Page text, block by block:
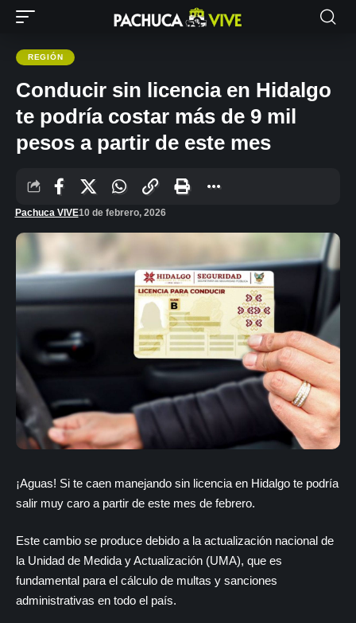
REGIÓN
Conducir sin licencia en Hidalgo
te podría costar más de 9 mil
pesos a partir de este mes
Pachuca VIVE10 de febrero, 2026
¡Aguas! Si te caen manejando sin licencia en Hidalgo te podría
salir muy caro a partir de este mes de febrero.
Este cambio se produce debido a la actualización nacional de
la Unidad de Medida y Actualización (UMA), que es
fundamental para el cálculo de multas y sanciones
administrativas en todo el país.